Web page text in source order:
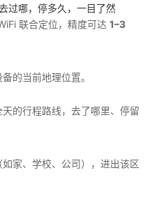
过哪，停多久，一目了然
联合定位，精度可达 1–3
的当前地理位置。
的行程路线，去了哪里、停留
家、学校、公司），进出该区